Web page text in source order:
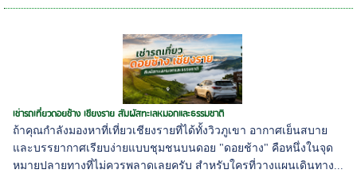
เช่ารถเที่ยวดอยช้าง เชียงราย สัมผัสทะเลหมอกและธรรมชาติ
ถ้าคุณกำลังมองหาที่เที่ยวเชียงรายที่ได้ทั้งวิวภูเขา อากาศเย็นสบาย
และบรรยากาศเรียบง่ายแบบชุมชนบนดอย "ดอยช้าง" คือหนึ่งในจุด
หมายปลายทางที่ไม่ควรพลาดเลยครับ สำหรับใครที่วางแผนเดินทาง...